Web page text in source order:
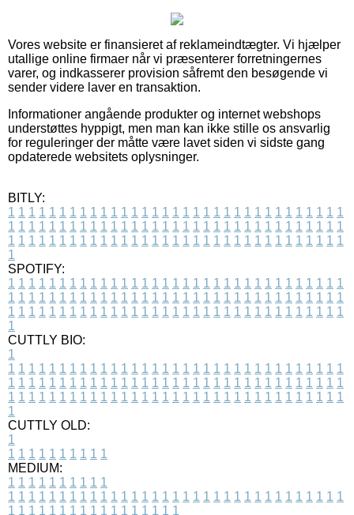
Vores website er finansieret af reklameindtægter. Vi hjælper
utallige online firmaer når vi præsenterer forretningernes
varer, og indkasserer provision såfremt den besøgende vi
sender videre laver en transaktion.
Informationer angående produkter og internet webshops
understøttes hyppigt, men man kan ikke stille os ansvarlig
for reguleringer der måtte være lavet siden vi sidste gang
opdaterede websitets oplysninger.
BITLY:
1 1 1 1 1 1 1 1 1 1 1 1 1 1 1 1 1 1 1 1 1 1 1 1 1 1 1 1 1 1 1 1 1
1 1 1 1 1 1 1 1 1 1 1 1 1 1 1 1 1 1 1 1 1 1 1 1 1 1 1 1 1 1 1 1 1
1 1 1 1 1 1 1 1 1 1 1 1 1 1 1 1 1 1 1 1 1 1 1 1 1 1 1 1 1 1 1 1 1
1
SPOTIFY:
1 1 1 1 1 1 1 1 1 1 1 1 1 1 1 1 1 1 1 1 1 1 1 1 1 1 1 1 1 1 1 1 1
1 1 1 1 1 1 1 1 1 1 1 1 1 1 1 1 1 1 1 1 1 1 1 1 1 1 1 1 1 1 1 1 1
1 1 1 1 1 1 1 1 1 1 1 1 1 1 1 1 1 1 1 1 1 1 1 1 1 1 1 1 1 1 1 1 1
1
CUTTLY BIO:
1
1 1 1 1 1 1 1 1 1 1 1 1 1 1 1 1 1 1 1 1 1 1 1 1 1 1 1 1 1 1 1 1 1
1 1 1 1 1 1 1 1 1 1 1 1 1 1 1 1 1 1 1 1 1 1 1 1 1 1 1 1 1 1 1 1 1
1 1 1 1 1 1 1 1 1 1 1 1 1 1 1 1 1 1 1 1 1 1 1 1 1 1 1 1 1 1 1 1 1
1
CUTTLY OLD:
1
1 1 1 1 1 1 1 1 1 1
MEDIUM:
1 1 1 1 1 1 1 1 1 1
1 1 1 1 1 1 1 1 1 1 1 1 1 1 1 1 1 1 1 1 1 1 1 1 1 1 1 1 1 1 1 1 1
1 1 1 1 1 1 1 1 1 1 1 1 1 1 1 1 1